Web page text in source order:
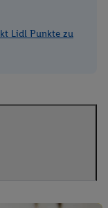
Lidl Punkte zu